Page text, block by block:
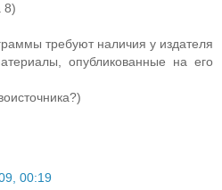
8)
требуют наличия у издателя
опубликованные на его
00:19